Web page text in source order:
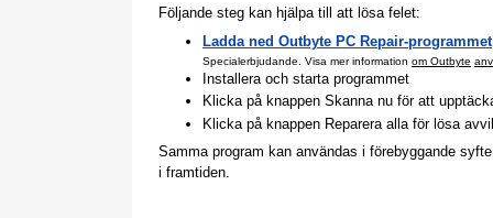
Följande steg kan hjälpa till att lösa felet:
Ladda ned Outbyte PC Repair-programmet
Specialerbjudande. Visa mer information om Outbyte
Installera och starta programmet
Klicka på knappen Skanna nu för att
Klicka på knappen Reparera alla för lösa
Samma program kan användas i förebyggande
i framtiden.